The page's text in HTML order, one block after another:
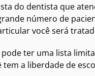
do dentista que
número de
você será
ter uma lista
a liberdade de